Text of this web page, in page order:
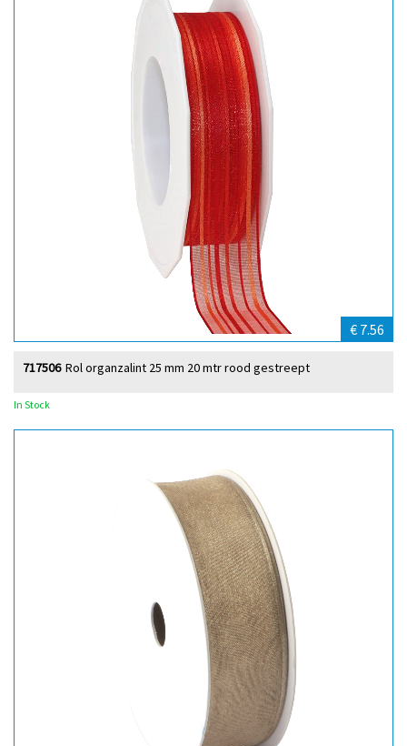
€ 7.56
Rol organzalint 25 mm 20 mtr rood gestreept
717506
In Stock